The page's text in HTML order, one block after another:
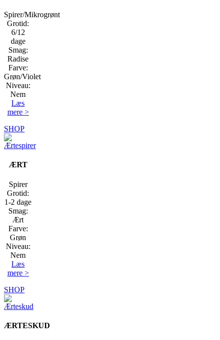
Spirer/Mikrogrønt
Grotid:
6/12
dage
Smag:
Radise
Farve:
Grøn/Violet
Niveau:
Nem
Læs
mere >
SHOP
ÆRT
Spirer
Grotid:
1-2 dage
Smag:
Ært
Farve:
Grøn
Niveau:
Nem
Læs
mere >
SHOP
ÆRTESKUD